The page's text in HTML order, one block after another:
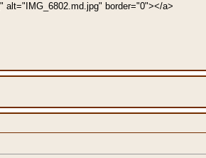
border="0"></a>